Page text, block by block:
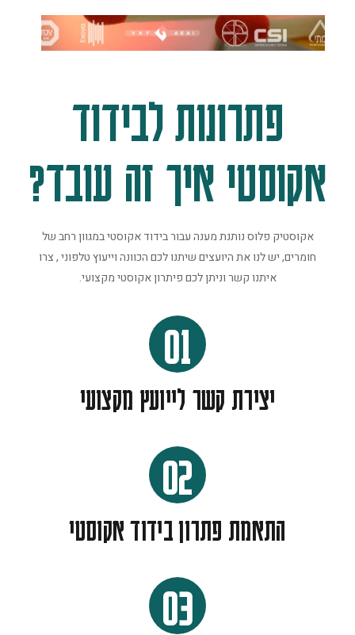
פתרונות לבידוד
אקוסטי איך זה עובד?
אקוסטיק פלוס נותנת מענה עבור בידוד אקוסטי במגוון רחב של
חומרים, יש לנו את היועצים שיתנו לכם הכוונה וייעוץ טלפוני , צרו
איתנו קשר וניתן לכם פיתרון אקוסטי מקצועי.
01
יצירת קשר לייועץ מקצועי
02
התאמת פתרון בידוד אקוסטי
03